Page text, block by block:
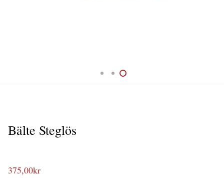
Bälte Steglös
375,00kr